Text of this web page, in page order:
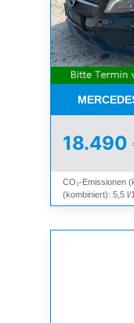
18.490
CO₂-Emissionen
(kombiniert): 5,5 l/